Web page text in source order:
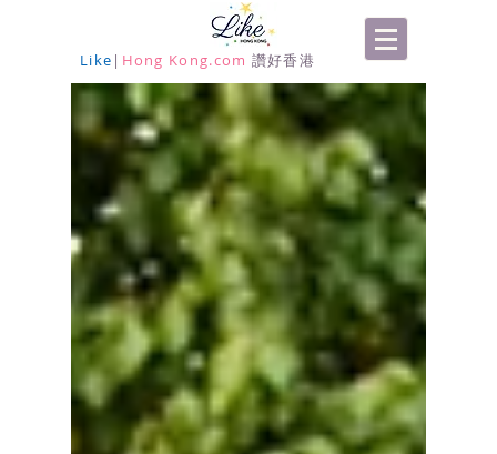
Like | Hong Kong.com 讚好香港